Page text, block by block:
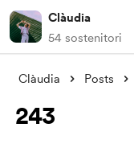
Clàudia
54 sostenitori
Clàudia Posts
243